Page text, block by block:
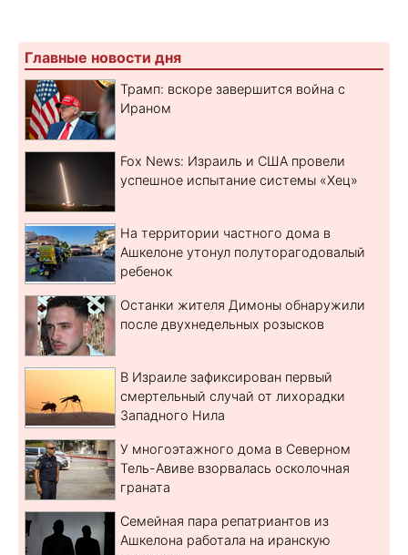
Главные новости дня
Трамп: вскоре завершится война с
Ираном
Fox News: Израиль и США провели
успешное испытание системы «Хец»
На территории частного дома в
Ашкелоне утонул полуторагодовалый
ребенок
Останки жителя Димоны обнаружили
после двухнедельных розысков
В Израиле зафиксирован первый
смертельный случай от лихорадки
Западного Нила
У многоэтажного дома в Северном
Тель-Авиве взорвалась осколочная
граната
Семейная пара репатриантов из
Ашкелона работала на иранскую